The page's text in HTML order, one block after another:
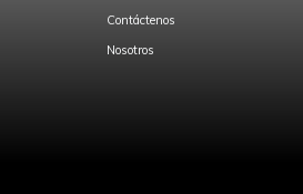
Contáctenos
Nosotros